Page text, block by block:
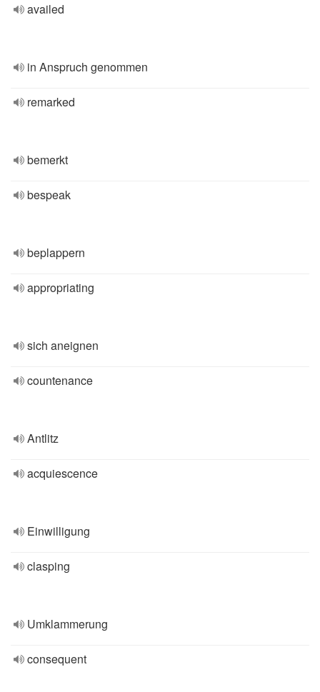
availed
in Anspruch genommen
remarked
bemerkt
bespeak
beplappern
appropriating
sich aneignen
countenance
Antlitz
acquiescence
Einwilligung
clasping
Umklammerung
consequent